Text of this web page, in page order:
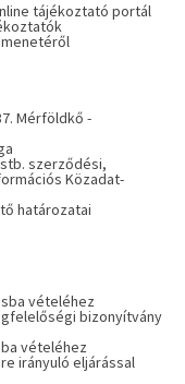
tájékoztató portál
Mérföldkő -
szerződési,
Közadat-
határozatai
vételéhez
bizonyítvány
vételéhez
irányuló eljárással